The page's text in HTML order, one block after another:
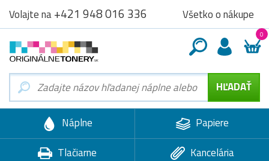
Volajte na+421 948 016 336 Všetko o nákupe
0
Náplne
Papiere
Tlačiarne
Kancelária